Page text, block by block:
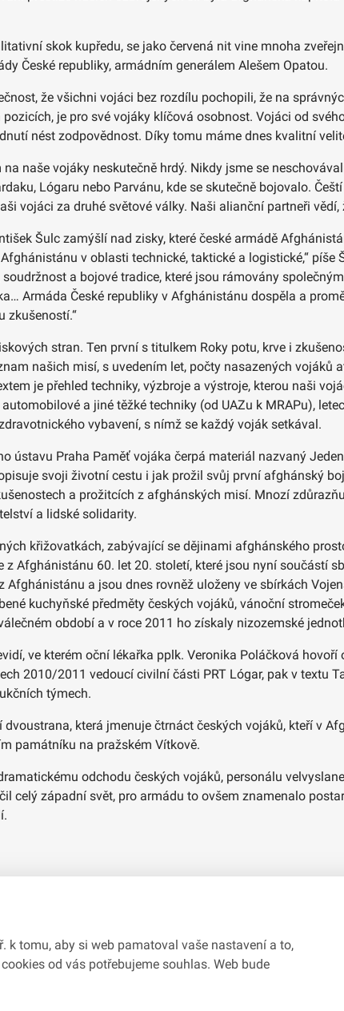
skok kupředu, se jako červená nit vine mnoha
České republiky, armádním generálem Alešem Opatou.
že všichni vojáci bez rozdílu pochopili, že na
je pro své vojáky klíčová osobnost. Vojáci od
nést zodpovědnost. Díky tomu máme dnes kvalitní
naše vojáky neskutečně hrdý. Nikdy jsme se
Lógaru nebo Parvánu, kde se skutečně bojovalo.
vojáci za druhé světové války. Naši alianční partneři vědí,
Šulc zamýšlí nad zisky, které české armádě
v oblasti technické, taktické a logistické,“ píše
a bojové tradice, které jsou rámovány
Armáda České republiky v Afghánistánu dospěla a
zkušeností.“
stran. Ten první s titulkem Roky potu, krve i
našich misí, s uvedením let, počty nasazených vojáků
je přehled techniky, výzbroje a výstroje, kterou naši
a jiné těžké techniky (od UAZu k MRAPu),
vybavení, s nímž se každý voják setkával.
ústavu Praha Paměť vojáka čerpá materiál nazvaný
svoji životní cestu i jak prožil svůj první afghánský
a prožitcích z afghánských misí. Mnozí
a lidské solidarity.
křižovatkách, zabývající se dějinami afghánského
Afghánistánu 60. let 20. století, které jsou nyní součástí
a jsou dnes rovněž uloženy ve sbírkách
kuchyňské předměty českých vojáků, vánoční
období a v roce 2011 ho získaly nizozemské
ve kterém oční lékařka pplk. Veronika Poláčková
2010/2011 vedoucí civilní části PRT Lógar, pak v textu
týmech.
která jmenuje čtrnáct českých vojáků, kteří v
památníku na pražském Vítkově.
odchodu českých vojáků, personálu
celý západní svět, pro armádu to ovšem znamenalo
k tomu, aby si web pamatoval vaše nastavení a to,
od vás potřebujeme souhlas. Web bude